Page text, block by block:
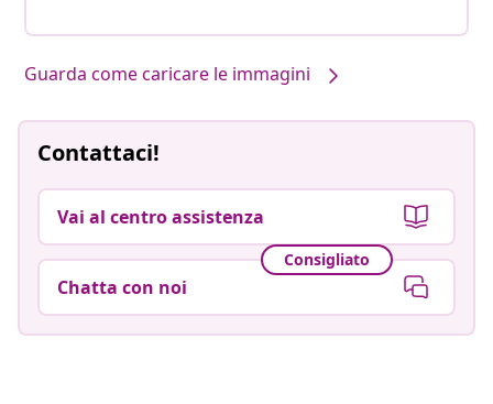
Guarda come caricare le immagini
Contattaci!
Vai al centro assistenza
Consigliato
Chatta con noi